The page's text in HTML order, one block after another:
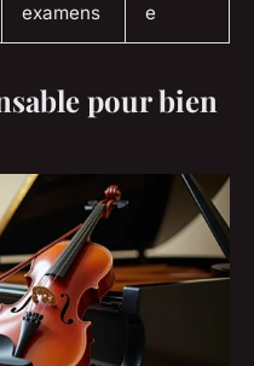
examens e
pour bien